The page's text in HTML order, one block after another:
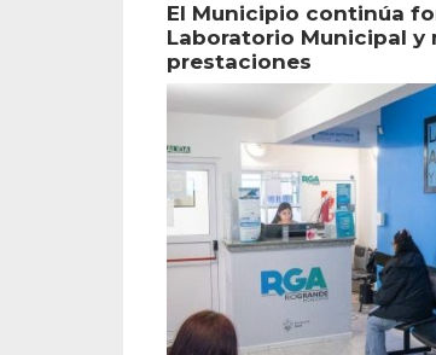
El Municipio continúa
Laboratorio Municipal y
prestaciones